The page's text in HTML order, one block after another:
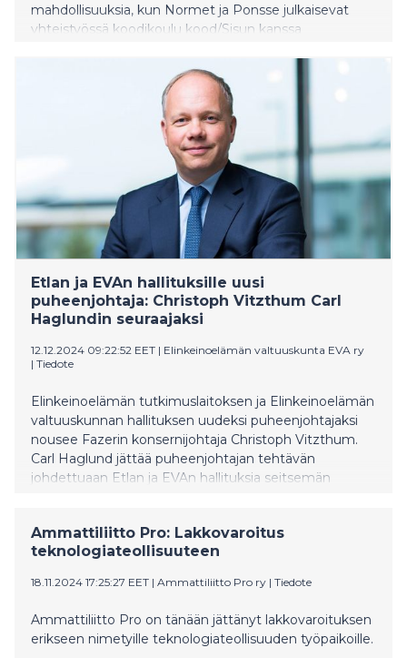
mahdollisuuksia, kun Normet ja Ponsse julkaisevat
yhteistyössä koodikoulu kood/Sisun kanssa
erikoistumismoduulin. Uusi moduuli on suunniteltu
vastaamaan yritysten konkreettisiin osaajatarpeisiin ja
on osa kood/Sisun kaksivuotista
koulutuskokonaisuutta. Noin puoli vuotta kestävä,
vapaavalintainen erikoistumismoduuli on tarkoitettu
opiskelijoille, jotka ovat jo edenneet
erikoistumisopintoihin.
Etlan ja EVAn hallituksille uusi
puheenjohtaja: Christoph Vitzthum Carl
Haglundin seuraajaksi
12.12.2024 09:22:52 EET | Elinkeinoelämän valtuuskunta EVA ry
| Tiedote
Elinkeinoelämän tutkimuslaitoksen ja Elinkeinoelämän
valtuuskunnan hallituksen uudeksi puheenjohtajaksi
nousee Fazerin konsernijohtaja Christoph Vitzthum.
Carl Haglund jättää puheenjohtajan tehtävän
johdettuaan Etlan ja EVAn hallituksia seitsemän
Ammattiliitto Pro: Lakkovaroitus
teknologiateollisuuteen
18.11.2024 17:25:27 EET | Ammattiliitto Pro ry | Tiedote
Ammattiliitto Pro on tänään jättänyt lakkovaroituksen
erikseen nimetyille teknologiateollisuuden työpaikoille.